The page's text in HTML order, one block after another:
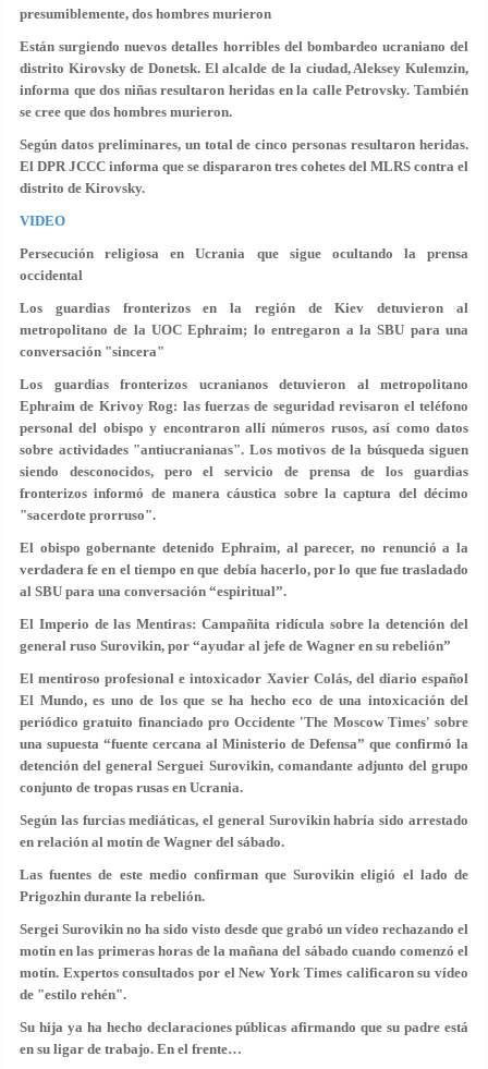
presumiblemente, dos hombres murieron
Están surgiendo nuevos detalles horribles del bombardeo ucraniano del
distrito Kirovsky de Donetsk. El alcalde de la ciudad, Aleksey Kulemzin,
informa que dos niñas resultaron heridas en la calle Petrovsky. También
se cree que dos hombres murieron.
Según datos preliminares, un total de cinco personas resultaron heridas.
El DPR JCCC informa que se dispararon tres cohetes del MLRS contra el
distrito de Kirovsky.
VIDEO
Persecución religiosa en Ucrania que sigue ocultando la prensa
occidental
Los guardias fronterizos en la región de Kiev detuvieron al
metropolitano de la UOC Ephraim; lo entregaron a la SBU para una
conversación "sincera"
Los guardias fronterizos ucranianos detuvieron al metropolitano
Ephraim de Krivoy Rog: las fuerzas de seguridad revisaron el teléfono
personal del obispo y encontraron allí números rusos, así como datos
sobre actividades "antiucranianas". Los motivos de la búsqueda siguen
siendo desconocidos, pero el servicio de prensa de los guardias
fronterizos informó de manera cáustica sobre la captura del décimo
"sacerdote prorruso".
El obispo gobernante detenido Ephraim, al parecer, no renunció a la
verdadera fe en el tiempo en que debía hacerlo, por lo que fue trasladado
al SBU para una conversación “espiritual”.
El Imperio de las Mentiras: Campañita ridícula sobre la detención del
general ruso Surovikin, por “ayudar al jefe de Wagner en su rebelión”
El mentiroso profesional e intoxicador Xavier Colás, del diario español
El Mundo, es uno de los que se ha hecho eco de una intoxicación del
periódico gratuito financiado pro Occidente 'The Moscow Times' sobre
una supuesta “fuente cercana al Ministerio de Defensa” que confirmó la
detención del general Serguei Surovikin, comandante adjunto del grupo
conjunto de tropas rusas en Ucrania.
Según las furcias mediáticas, el general Surovikin habría sido arrestado
en relación al motín de Wagner del sábado.
Las fuentes de este medio confirman que Surovikin eligió el lado de
Prigozhin durante la rebelión.
Sergei Surovikin no ha sido visto desde que grabó un vídeo rechazando el
motín en las primeras horas de la mañana del sábado cuando comenzó el
motín. Expertos consultados por el New York Times calificaron su vídeo
de "estilo rehén".
Su hija ya ha hecho declaraciones públicas afirmando que su padre está
en su ligar de trabajo. En el frente…